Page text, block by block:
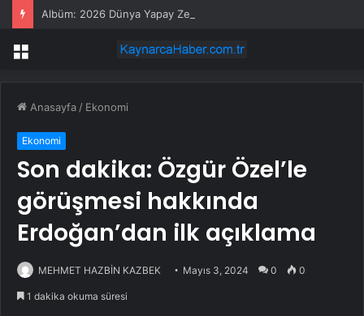
Albüm: 2026 Dünya Yapay Zeka Konferansı Sona Erdi
Menü
Anasayfa / Ekonomi
Ekonomi
Son dakika: Özgür Özel’le
görüşmesi hakkında
Erdoğan’dan ilk açıklama
MEHMET HAZBİN KAZBEK Mayıs 3, 2024 0 0
1 dakika okuma süresi